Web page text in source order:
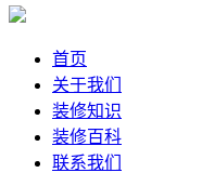
首页
关于我们
装修知识
装修百科
联系我们